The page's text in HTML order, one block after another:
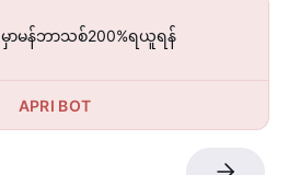
မှာမန်ဘာသစ်200%ရယူရန်
APRI BOT